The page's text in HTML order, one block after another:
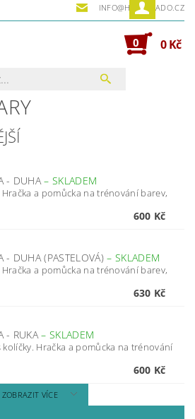
INFO@HRAVOKADO.CZ
0 0 Kč
- DUHA–SKLADEM
a pomůcka na trénování barev,
600 Kč
- DUHA (PASTELOVÁ)– SKLADEM
a pomůcka na trénování barev,
630 Kč
- RUKA–SKLADEM
Hračka a pomůcka na trénování
600 Kč
ZOBRAZIT VÍCE